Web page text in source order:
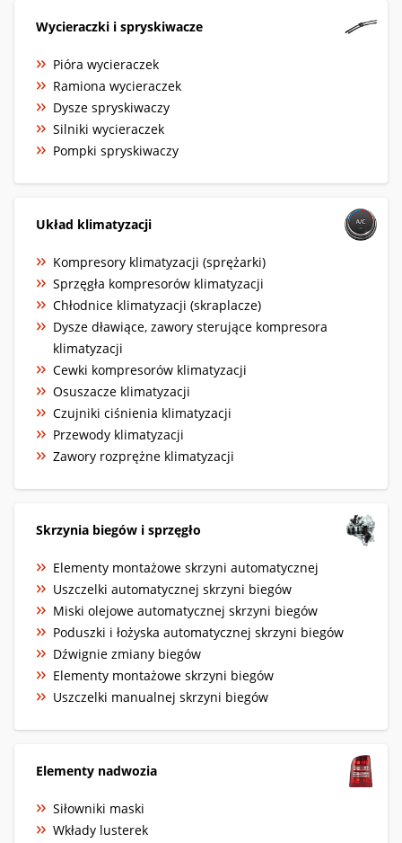
Wycieraczki i spryskiwacze
Pióra wycieraczek
Ramiona wycieraczek
Dysze spryskiwaczy
Silniki wycieraczek
Pompki spryskiwaczy
Układ klimatyzacji
Kompresory klimatyzacji (sprężarki)
Sprzęgła kompresorów klimatyzacji
Chłodnice klimatyzacji (skraplacze)
Dysze dławiące, zawory sterujące kompresora
klimatyzacji
Cewki kompresorów klimatyzacji
Osuszacze klimatyzacji
Czujniki ciśnienia klimatyzacji
Przewody klimatyzacji
Zawory rozprężne klimatyzacji
Skrzynia biegów i sprzęgło
Elementy montażowe skrzyni automatycznej
Uszczelki automatycznej skrzyni biegów
Miski olejowe automatycznej skrzyni biegów
Poduszki i łożyska automatycznej skrzyni biegów
Dźwignie zmiany biegów
Elementy montażowe skrzyni biegów
Uszczelki manualnej skrzyni biegów
Elementy nadwozia
Siłowniki maski
Wkłady lusterek